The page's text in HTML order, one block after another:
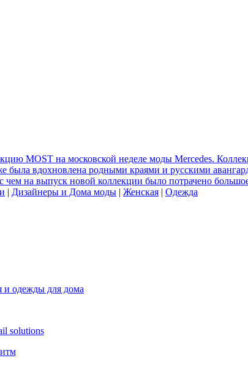
MOST на московской неделе моды Mercedes.
была вдохновлена родными краями и русскими
чем на выпуск новой коллекции было потрачено
| Дизайнеры и Дома моды | Женская | Одежда
и одежды для дома
solutions